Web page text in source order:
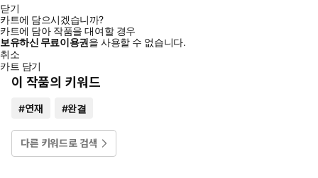
닫기
카트에 담으시겠습니까?
카트에 담아 작품을 대여할 경우
보유하신 무료이용권을 사용할 수 없습니다.
취소
카트 담기
이 작품의 키워드
#연재 #완결
다른 키워드로 검색